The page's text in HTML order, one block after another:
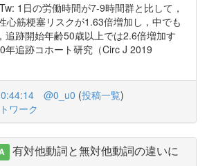
1日の労働時間が7-9時間群と比して，
心筋梗塞リスクが1.63倍増加し，中でも
追跡開始年齢50歳以上では2.6倍増加す
年追跡コホート研究（Circ J 2019
@0_u0 (投稿一覧)
ワーク
有対他動詞と無対他動詞の違いに